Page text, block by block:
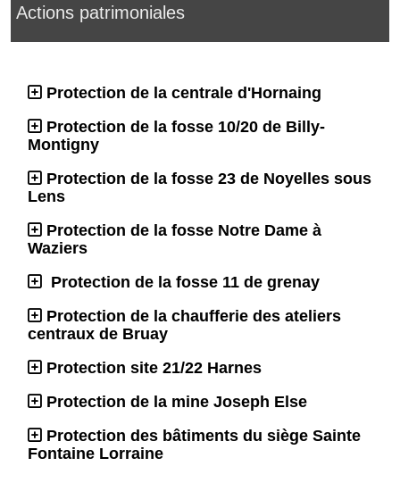
Actions patrimoniales
Protection de la centrale d'Hornaing
Protection de la fosse 10/20 de Billy-
Montigny
Protection de la fosse 23 de Noyelles sous
Lens
Protection de la fosse Notre Dame à
Waziers
Protection de la fosse 11 de grenay
Protection de la chaufferie des ateliers
centraux de Bruay
Protection site 21/22 Harnes
Protection de la mine Joseph Else
Protection des bâtiments du siège Sainte
Fontaine Lorraine